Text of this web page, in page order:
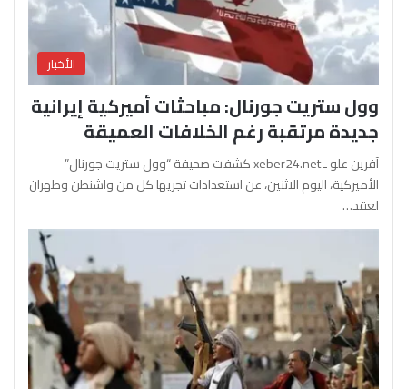
الأخبار
وول ستريت جورنال: مباحثات أميركية إيرانية
جديدة مرتقبة رغم الخلافات العميقة
آفرين علو ـ xeber24.net كشفت صحيفة “وول ستريت جورنال”
الأميركية، اليوم الاثنين، عن استعدادات تجريها كل من واشنطن وطهران
لعقد…